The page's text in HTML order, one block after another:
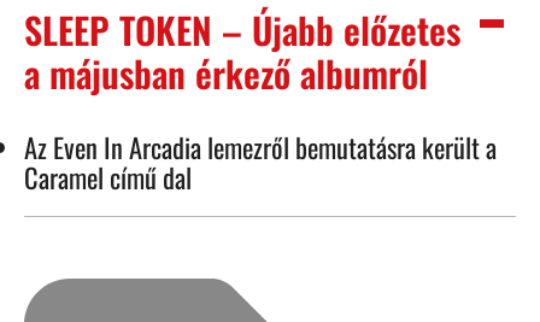
SLEEP TOKEN – Újabb előzetes
a májusban érkező albumról
Az Even In Arcadia lemezről bemutatásra került a
Caramel című dal